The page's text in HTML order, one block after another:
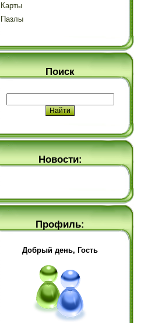
Карты
Пазлы
Поиск
Новости:
Профиль:
Добрый день, Гость